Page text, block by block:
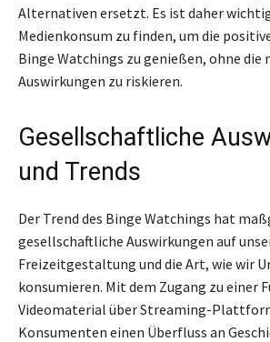
Alternativen ersetzt. Es ist daher
Medienkonsum zu finden, um die
Binge Watchings zu genießen, ohne die
Auswirkungen zu riskieren.
Gesellschaftliche
und Trends
Der Trend des Binge Watchings hat
gesellschaftliche Auswirkungen auf
Freizeitgestaltung und die Art, wie wir
konsumieren. Mit dem Zugang zu einer
Videomaterial über Streaming-
Konsumenten einen Überfluss an